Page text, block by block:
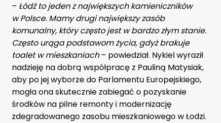
– Łódź to jeden z największych kamieniczników
w Polsce. Mamy drugi największy zasób
komunalny, który często jest w bardzo złym stanie.
Często urąga podstawom życia, gdyż brakuje
toalet w mieszkaniach– powiedział. Nykiel wyraził
nadzieję na dobrą współpracę z Pauliną Matysiak,
aby po jej wyborze do Parlamentu Europejskiego,
mogła ona skutecznie zabiegać o pozyskanie
środków na pilne remonty i modernizację
zdegradowanego zasobu mieszkaniowego w Łodzi.